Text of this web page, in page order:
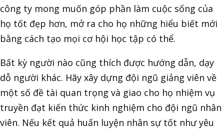
công ty mong muốn góp phần làm cuộc sống của
họ tốt đẹp hơn, mở ra cho họ những hiểu biết mới
bằng cách tạo mọi cơ hội học tập có thể.
Bất kỳ người nào cũng thích được hướng dẫn, dạy
dỗ người khác. Hãy xây dựng đội ngũ giảng viên về
một số đề tài quan trọng và giao cho họ nhiệm vụ
truyền đạt kiến thức kinh nghiệm cho đội ngũ nhân
viên. Nếu kết quả huấn luyện nhân sự tốt như yêu